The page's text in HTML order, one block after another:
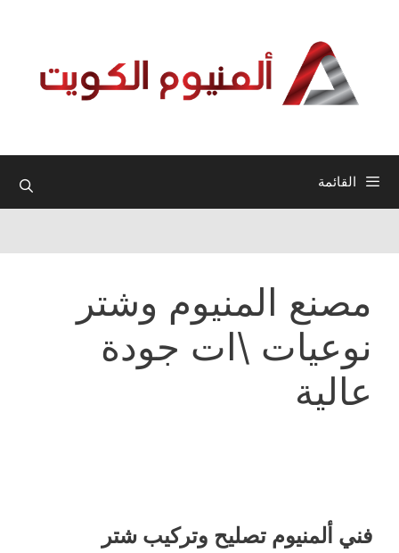
القائمة
مصنع المنيوم وشتر
نوعيات \ات جودة
عالية
فني ألمنيوم تصليح وتركيب شتر